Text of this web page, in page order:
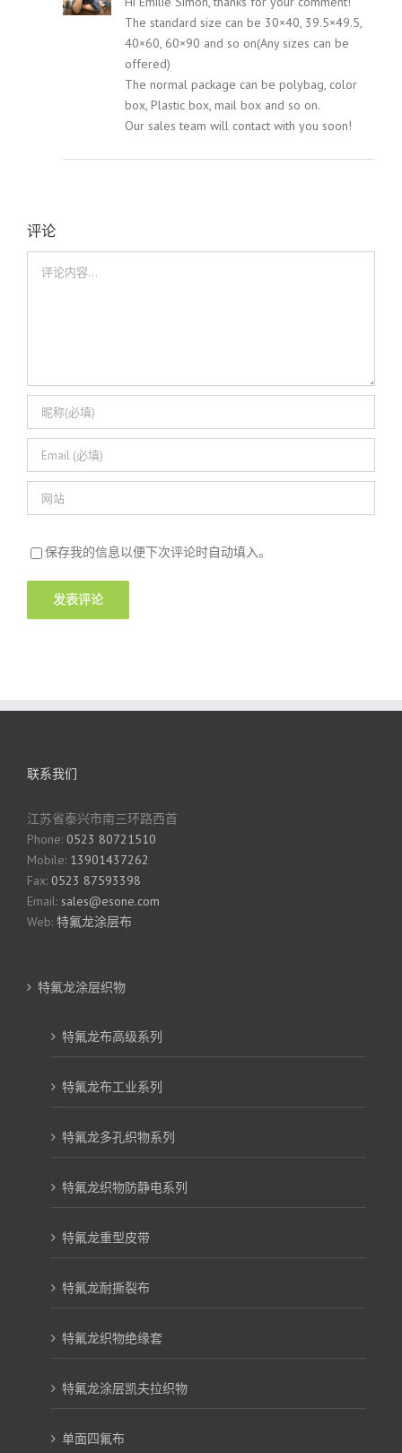
The standard size can be 30×40, 39.5×49.5,
40×60, 60×90 and so on(Any sizes can be
offered)
The normal package can be polybag, color
box, Plastic box, mail box and so on.
Our sales team will contact with you soon!
评论
保存我的信息以便下次评论时自动填入。
联系我们
江苏省泰兴市南三环路西首
Phone: 0523 80721510
Mobile: 13901437262
Fax: 0523 87593398
Email: sales@esone.com
Web: 特氟龙涂层布
特氟龙涂层织物
特氟龙布高级系列
特氟龙布工业系列
特氟龙多孔织物系列
特氟龙织物防静电系列
特氟龙重型皮带
特氟龙耐撕裂布
特氟龙织物绝缘套
特氟龙涂层凯夫拉织物
单面四氟布